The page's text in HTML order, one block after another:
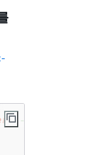
--region